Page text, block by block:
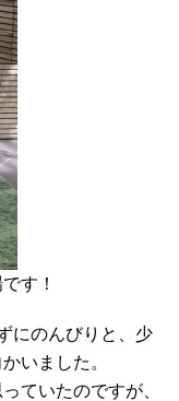
す！
にのんびりと、少
いました。
ていたのですが、